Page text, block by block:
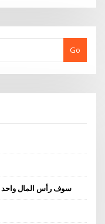
Go
سوف رأس المال واحد